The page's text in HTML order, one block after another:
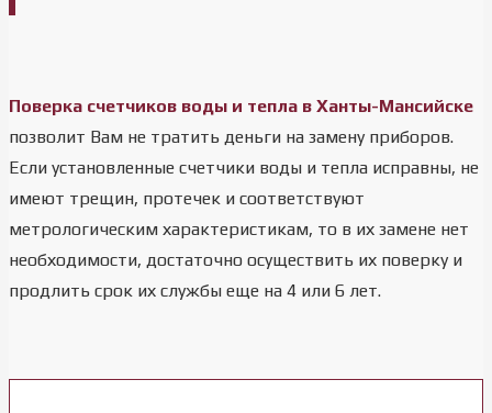
Поверка счетчиков воды и тепла в Ханты-Мансийске
позволит Вам не тратить деньги на замену приборов.
Если установленные счетчики воды и тепла исправны, не
имеют трещин, протечек и соответствуют
метрологическим характеристикам, то в их замене нет
необходимости, достаточно осуществить их поверку и
продлить срок их службы еще на 4 или 6 лет.